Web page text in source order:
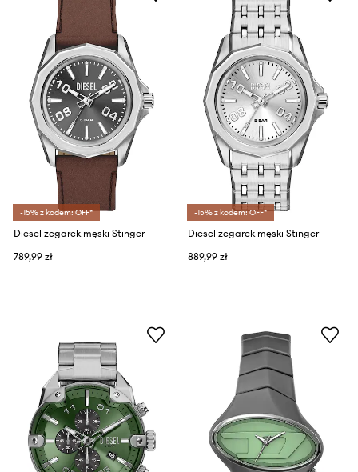
-15% z kodem: OFF*
Diesel zegarek męski Stinger
789,99 zł
-15% z kodem: OFF*
Diesel zegarek męski Stinger
889,99 zł